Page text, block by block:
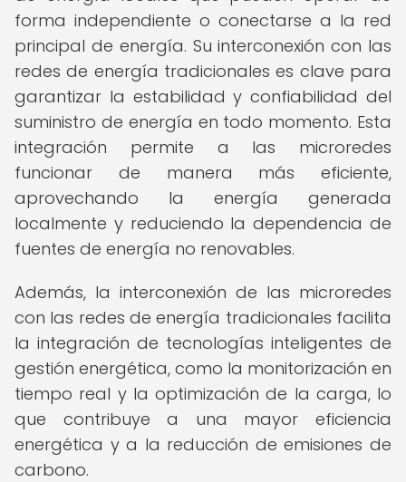
forma independiente o conectarse a la red
principal de energía. Su interconexión con las
redes de energía tradicionales es clave para
garantizar la estabilidad y confiabilidad del
suministro de energía en todo momento. Esta
integración permite a las microredes
funcionar de manera más eficiente,
aprovechando la energía generada
localmente y reduciendo la dependencia de
fuentes de energía no renovables.
Además, la interconexión de las microredes
con las redes de energía tradicionales facilita
la integración de tecnologías inteligentes de
gestión energética, como la monitorización en
tiempo real y la optimización de la carga, lo
que contribuye a una mayor eficiencia
energética y a la reducción de emisiones de
carbono.